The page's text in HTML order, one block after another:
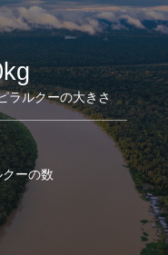
ラルクーの大きさ
ーの数